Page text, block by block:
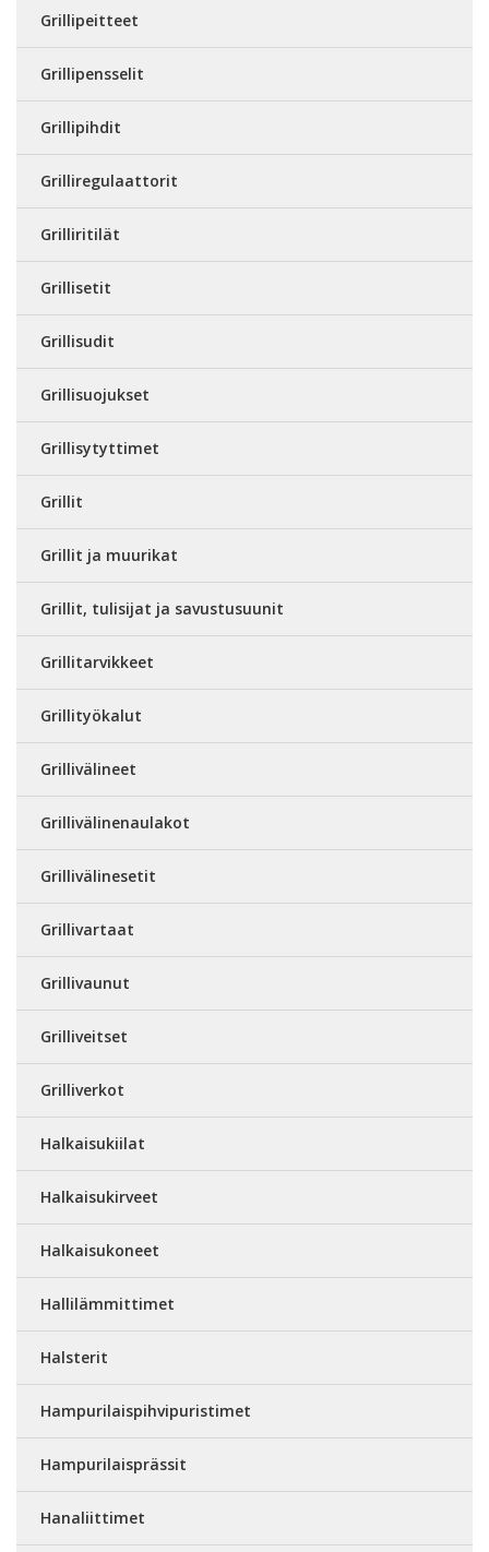
Grillipeitteet
Grillipensselit
Grillipihdit
Grilliregulaattorit
Grilliritilät
Grillisetit
Grillisudit
Grillisuojukset
Grillisytyttimet
Grillit
Grillit ja muurikat
Grillit, tulisijat ja savustusuunit
Grillitarvikkeet
Grillityökalut
Grillivälineet
Grillivälinenaulakot
Grillivälinesetit
Grillivartaat
Grillivaunut
Grilliveitset
Grilliverkot
Halkaisukiilat
Halkaisukirveet
Halkaisukoneet
Hallilämmittimet
Halsterit
Hampurilaispihvipuristimet
Hampurilaisprässit
Hanaliittimet